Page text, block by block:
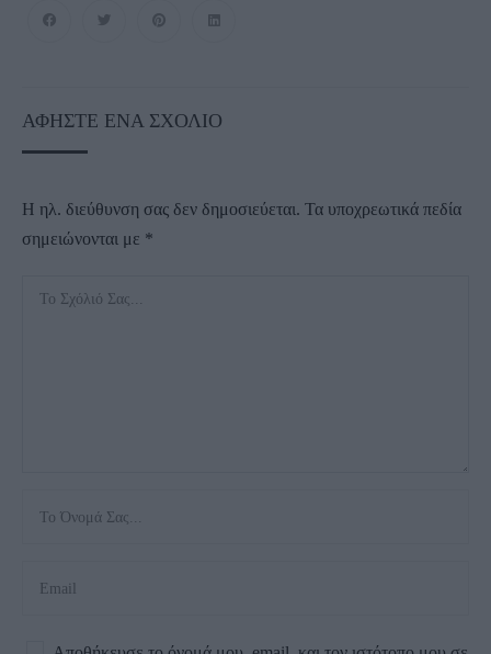
ΑΦΉΣΤΕ ΈΝΑ ΣΧΌΛΙΟ
Η ηλ. διεύθυνση σας δεν δημοσιεύεται. Τα υποχρεωτικά πεδία
σημειώνονται με *